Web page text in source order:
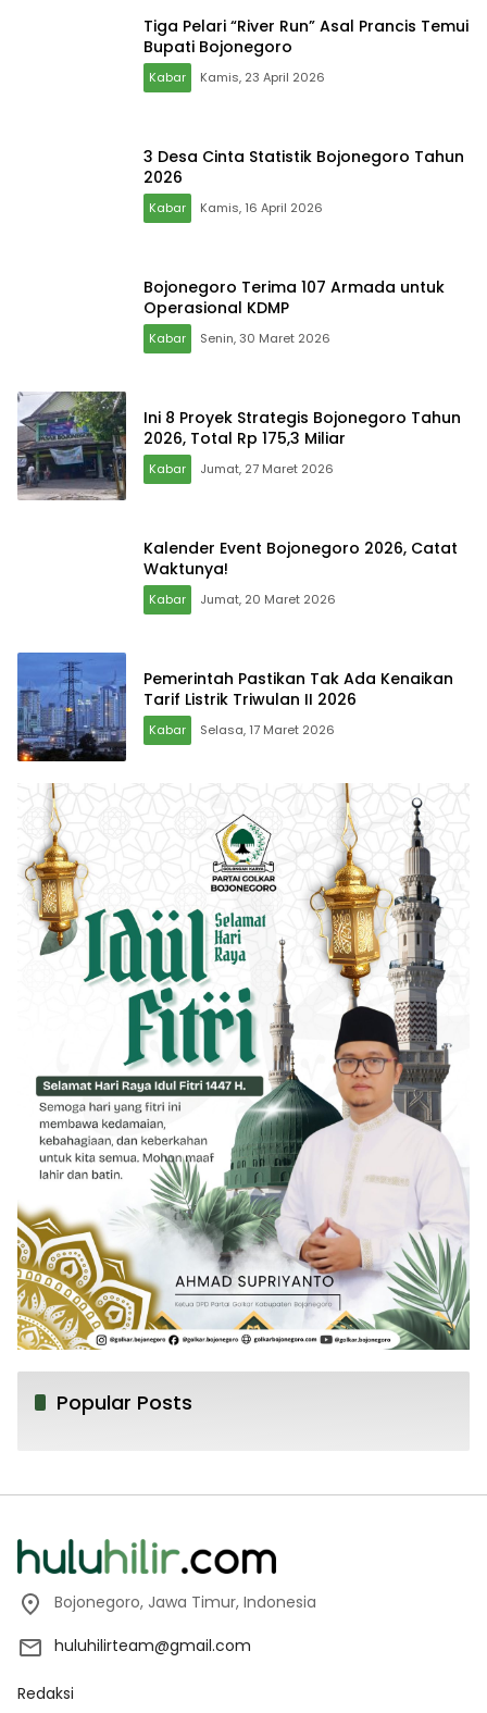
Tiga Pelari “River Run” Asal Prancis Temui
Bupati Bojonegoro
Kabar Kamis, 23 April 2026
3 Desa Cinta Statistik Bojonegoro Tahun
2026
Kabar Kamis, 16 April 2026
Bojonegoro Terima 107 Armada untuk
Operasional KDMP
Kabar Senin, 30 Maret 2026
Ini 8 Proyek Strategis Bojonegoro Tahun
2026, Total Rp 175,3 Miliar
Kabar Jumat, 27 Maret 2026
Kalender Event Bojonegoro 2026, Catat
Waktunya!
Kabar Jumat, 20 Maret 2026
Pemerintah Pastikan Tak Ada Kenaikan
Tarif Listrik Triwulan II 2026
Kabar Selasa, 17 Maret 2026
Popular Posts
Bojonegoro, Jawa Timur, Indonesia
huluhilirteam@gmail.com
Redaksi